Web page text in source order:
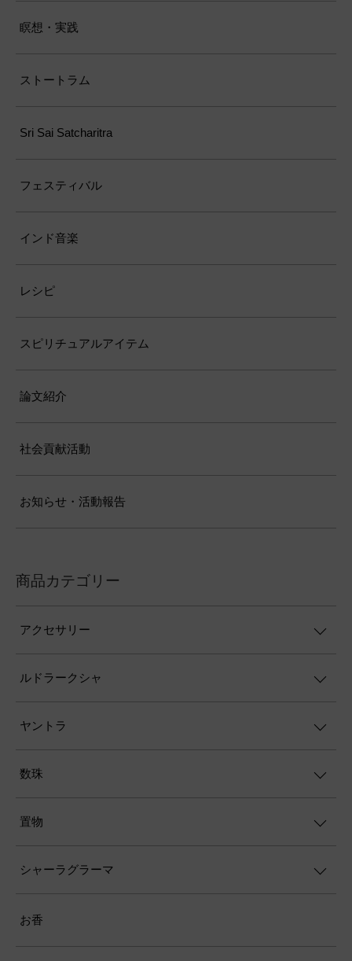
瞑想・実践
ストートラム
Sri Sai Satcharitra
フェスティバル
インド音楽
レシピ
スピリチュアルアイテム
論文紹介
社会貢献活動
お知らせ・活動報告
商品カテゴリー
アクセサリー
ルドラークシャ
ヤントラ
数珠
置物
シャーラグラーマ
お香